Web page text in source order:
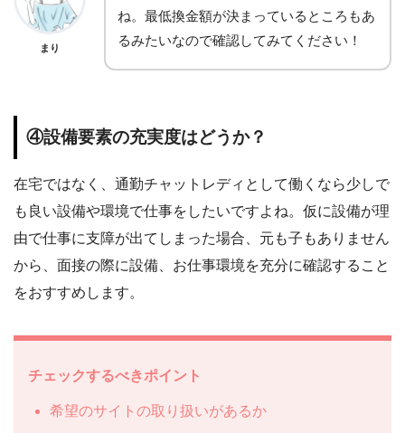
まり
ね。最低換金額が決まっているところもあ
るみたいなので確認してみてください！
④設備要素の充実度はどうか？
在宅ではなく、通勤チャットレディとして働くなら少しで
も良い設備や環境で仕事をしたいですよね。仮に設備が理
由で仕事に支障が出てしまった場合、元も子もありません
から、面接の際に設備、お仕事環境を充分に確認すること
をおすすめします。
チェックするべきポイント
希望のサイトの取り扱いがあるか